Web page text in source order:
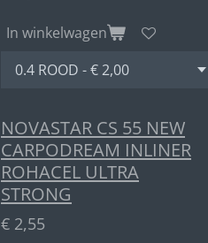
In winkelwagen
NOVASTAR CS 55 NEW
CARPODREAM INLINER
ROHACEL ULTRA
STRONG
€ 2,55